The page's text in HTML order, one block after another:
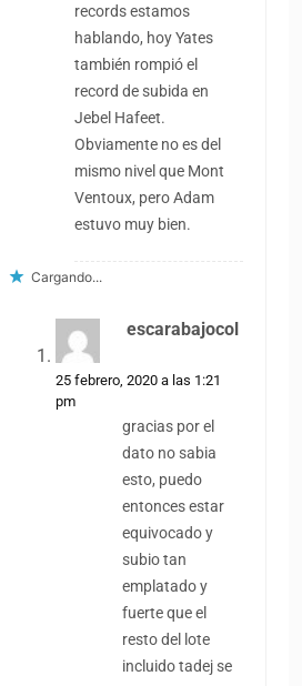
records estamos
hablando, hoy Yates
también rompió el
record de subida en
Jebel Hafeet.
Obviamente no es del
mismo nivel que Mont
Ventoux, pero Adam
estuvo muy bien.
Cargando...
escarabajocol
dice:
25 febrero, 2020 a las 1:21
pm
gracias por el
dato no sabia
esto, puedo
entonces estar
equivocado y
subio tan
emplatado y
fuerte que el
resto del lote
incluido tadej se